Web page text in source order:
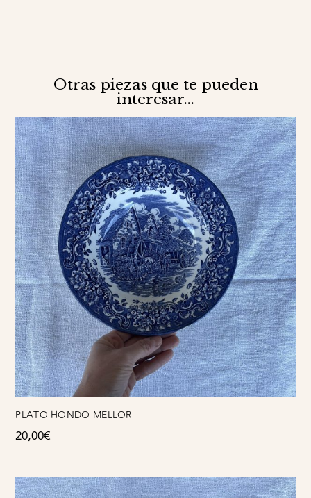
Otras piezas que te pueden
interesar...
PLATO HONDO MELLOR
20,00€